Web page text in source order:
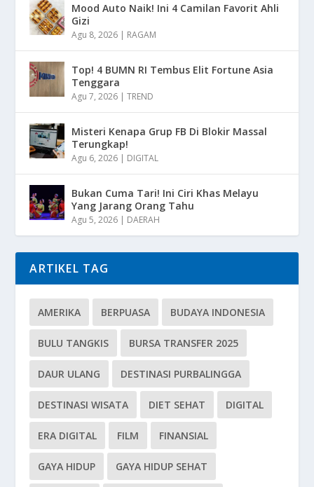
Mood Auto Naik! Ini 4 Camilan Favorit Ahli
Gizi
Agu 8, 2026 | RAGAM
Top! 4 BUMN RI Tembus Elit Fortune Asia
Tenggara
Agu 7, 2026 |TREND
Misteri Kenapa Grup FB Di Blokir Massal
Terungkap!
Agu 6, 2026 | DIGITAL
Bukan Cuma Tari! Ini Ciri Khas Melayu
Yang Jarang Orang Tahu
Agu 5, 2026 | DAERAH
ARTIKEL TAG
AMERIKA BERPUASA BUDAYA INDONESIA
BULU TANGKIS BURSA TRANSFER 2025
DAUR ULANG DESTINASI PURBALINGGA
DESTINASI WISATA DIET SEHAT DIGITAL
ERA DIGITAL FILM FINANSIAL
GAYA HIDUP GAYA HIDUP SEHAT